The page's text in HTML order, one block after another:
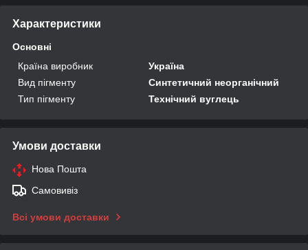
Характеристики
Основні
Країна виробник
Україна
Вид пігменту
Синтетичний неорганічний
Тип пігменту
Технічний вуглець
Умови доставки
Нова Пошта
Самовивіз
Всі умови доставки